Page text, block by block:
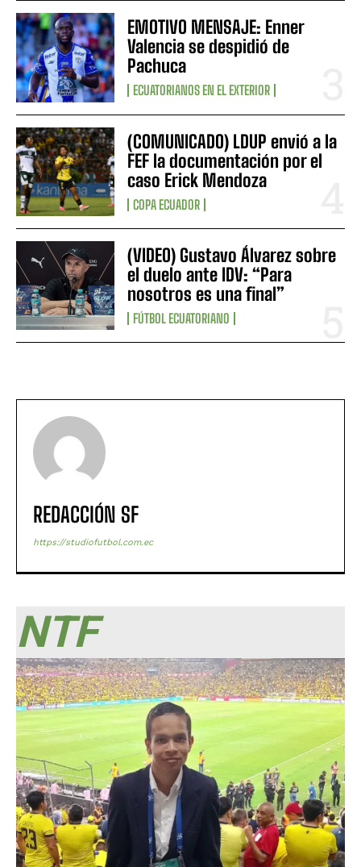
EMOTIVO MENSAJE: Enner
Valencia se despidió de
Pachuca
ECUATORIANOS EN EL EXTERIOR
(COMUNICADO) LDUP envió a la
FEF la documentación por el
caso Erick Mendoza
COPA ECUADOR
(VIDEO) Gustavo Álvarez sobre
el duelo ante IDV: “Para
nosotros es una final”
FÚTBOL ECUATORIANO
REDACCIÓN SF
https://studiofutbol.com.ec
NTF